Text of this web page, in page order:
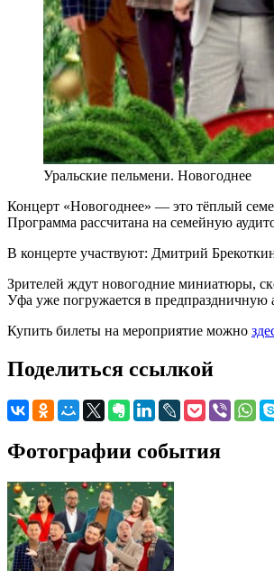
Уральские пельмени. Новогоднее
Концерт «Новогоднее» — это тёплый
Программа рассчитана на семейную
В концерте участвуют: Дмитрий
Зрителей ждут новогодние миниатюры,
Уфа уже погружается в предпраздничную
Купить билеты на мероприятие можно
Поделиться ссылкой
Фотографии события